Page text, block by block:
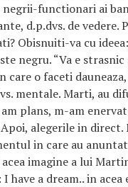
negrii-functionari ai
d.p.dvs. de vedere.
Obisnuiti-va cu
negru. “Va e strasnic
care o faceti
mentale. Marti, au
plans, m-am
alegerile in direct.
in care au
imagine a lui
have a dream.. in acea